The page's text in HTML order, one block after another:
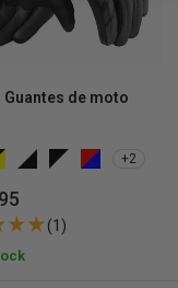
Guantes de moto
+2
(1)